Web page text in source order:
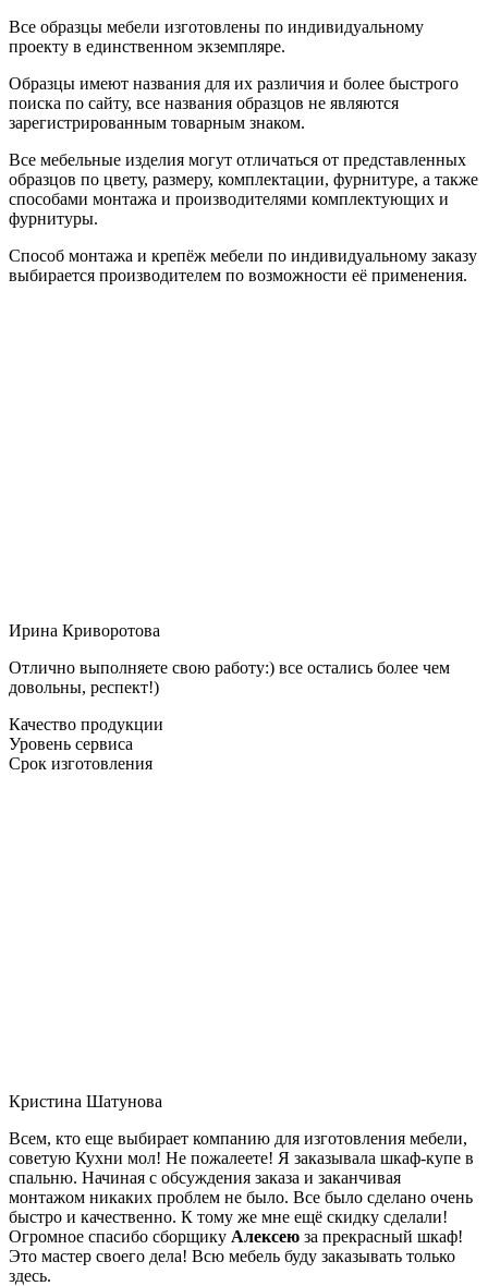
Все образцы мебели изготовлены по индивидуальному
проекту в единственном экземпляре.
Образцы имеют названия для их различия и более быстрого
поиска по сайту, все названия образцов не являются
зарегистрированным товарным знаком.
Все мебельные изделия могут отличаться от представленных
образцов по цвету, размеру, комплектации, фурнитуре, а также
способами монтажа и производителями комплектующих и
фурнитуры.
Способ монтажа и крепёж мебели по индивидуальному заказу
выбирается производителем по возможности её применения.
Ирина Криворотова
Отлично выполняете свою работу:) все остались более чем
довольны, респект!)
Качество продукции
Уровень сервиса
Срок изготовления
Кристина Шатунова
Всем, кто еще выбирает компанию для изготовления мебели,
советую Кухни мол! Не пожалеете! Я заказывала шкаф-купе в
спальню. Начиная с обсуждения заказа и заканчивая
монтажом никаких проблем не было. Все было сделано очень
быстро и качественно. К тому же мне ещё скидку сделали!
Огромное спасибо сборщику Алексею за прекрасный шкаф!
Это мастер своего дела! Всю мебель буду заказывать только
здесь.